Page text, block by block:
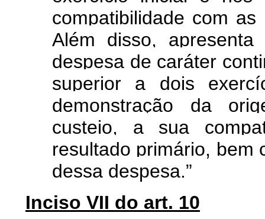
compatibilidade com
Além disso, apresenta
despesa de caráter
superior a dois
demonstração da
custeio, a sua
resultado primário, bem
dessa despesa.”
Inciso VII do art. 10